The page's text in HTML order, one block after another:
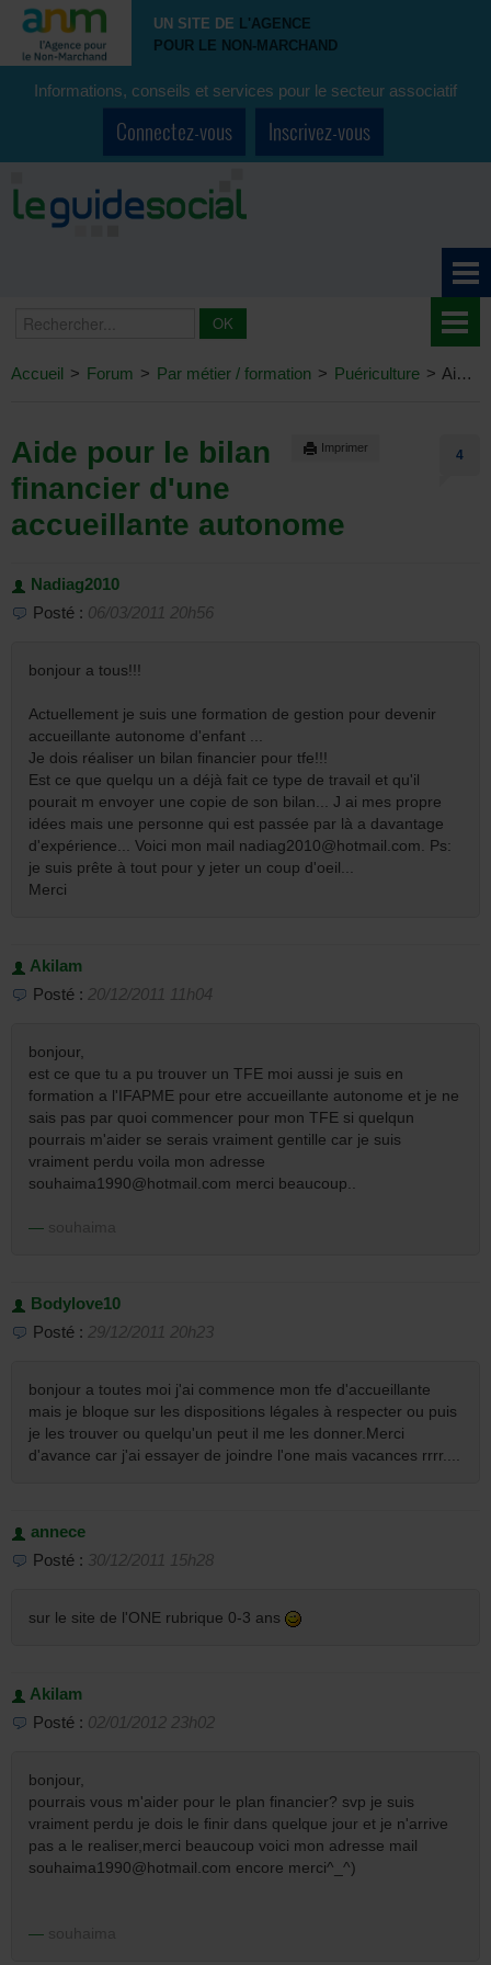
UN SITE DE L'AGENCE
POUR LE NON-MARCHAND
Informations, conseils et services pour le secteur associatif
Connectez-vous Inscrivez-vous
Accueil > Forum > Par métier / formation > Puériculture > Aide pour le bilan financier d'une accueillante autonome
4
Imprimer
Aide pour le bilan
financier d'une
accueillante autonome
Nadiag2010
Posté : 06/03/2011 20h56
bonjour a tous!!!
Actuellement je suis une formation de gestion pour devenir
accueillante autonome d'enfant ...
Je dois réaliser un bilan financier pour tfe!!!
Est ce que quelqu un a déjà fait ce type de travail et qu'il
pourait m envoyer une copie de son bilan... J ai mes propre
idées mais une personne qui est passée par là a davantage
d'expérience... Voici mon mail nadiag2010@hotmail.com. Ps:
je suis prête à tout pour y jeter un coup d'oeil...
Merci
Akilam
Posté : 20/12/2011 11h04
bonjour,
est ce que tu a pu trouver un TFE moi aussi je suis en
formation a l'IFAPME pour etre accueillante autonome et je ne
sais pas par quoi commencer pour mon TFE si quelqun
pourrais m'aider se serais vraiment gentille car je suis
vraiment perdu voila mon adresse
souhaima1990@hotmail.com merci beaucoup..
Bodylove10
Posté : 29/12/2011 20h23
bonjour a toutes moi j'ai commence mon tfe d'accueillante
mais je bloque sur les dispositions légales à respecter ou puis
je les trouver ou quelqu'un peut il me les donner.Merci
d'avance car j'ai essayer de joindre l'one mais vacances rrrr....
annece
Posté : 30/12/2011 15h28
sur le site de l'ONE rubrique 0-3 ans
Akilam
Posté : 02/01/2012 23h02
bonjour,
pourrais vous m'aider pour le plan financier? svp je suis
vraiment perdu je dois le finir dans quelque jour et je n'arrive
pas a le realiser,merci beaucoup voici mon adresse mail
souhaima1990@hotmail.com encore merci^_^)